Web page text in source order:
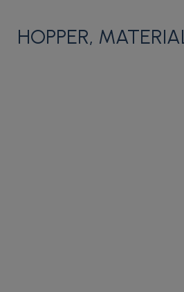
HOPPER,